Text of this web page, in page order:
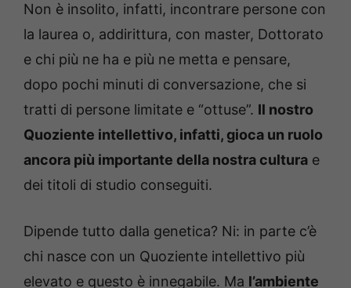
Non è insolito, infatti, incontrare persone con
la laurea o, addirittura, con master, Dottorato
e chi più ne ha e più ne metta e pensare,
dopo pochi minuti di conversazione, che si
tratti di persone limitate e “ottuse”. Il nostro
Quoziente intellettivo, infatti, gioca un ruolo
ancora più importante della nostra cultura e
dei titoli di studio conseguiti.
Dipende tutto dalla genetica? Ni: in parte c’è
chi nasce con un Quoziente intellettivo più
elevato e questo è innegabile. Ma l’ambiente